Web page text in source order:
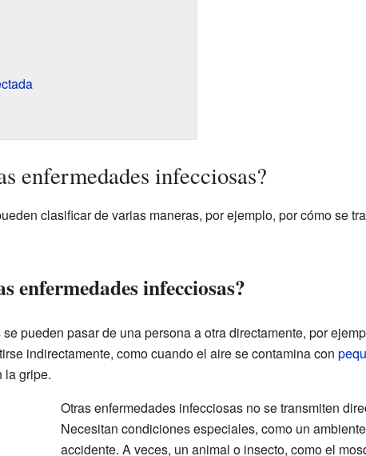
enfermedades infecciosas?
clasificar de varias maneras, por ejemplo, por cómo se
enfermedades infecciosas?
pueden pasar de una persona a otra directamente, por
indirectamente, como cuando el aire se contamina con
la gripe.
Otras enfermedades infecciosas no se transmiten
Necesitan condiciones especiales, como un
accidente. A veces, un animal o insecto, como el